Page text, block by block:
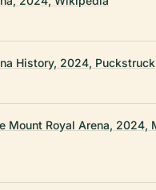
History, 2024, Puckstruck
Mount Royal Arena, 2024,